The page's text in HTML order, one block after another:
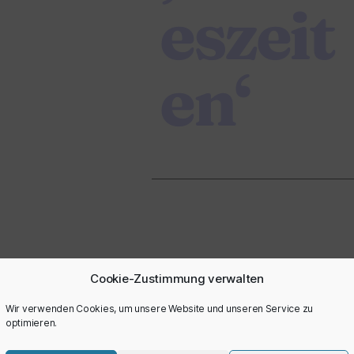
Cookie-Zustimmung verwalten
Wir verwenden Cookies, um unsere Website und unseren Service zu
optimieren.